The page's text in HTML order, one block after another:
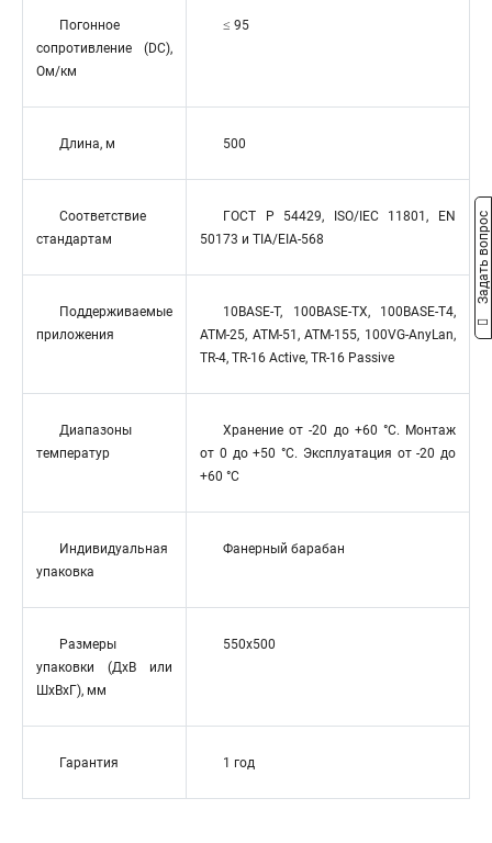
Погонное
сопротивление (DC),
Ом/км
≤ 95
Длина, м 500
Соответствие
стандартам
ГОСТ Р 54429, ISO/IEC 11801, EN
50173 и TIA/EIA-568
Поддерживаемые
приложения
10BASE-T, 100BASE-TX, 100BASE-T4,
ATM-25, ATM-51, ATM-155, 100VG-AnyLan,
TR-4, TR-16 Active, TR-16 Passive
Диапазоны
температур
Хранение от -20 до +60 °C. Монтаж
от 0 до +50 °C. Эксплуатация от -20 до
+60 °C
Индивидуальная
упаковка
Фанерный барабан
Размеры
упаковки (ДхВ или
ШхВхГ), мм
550x500
Гарантия 1 год
Задать вопрос